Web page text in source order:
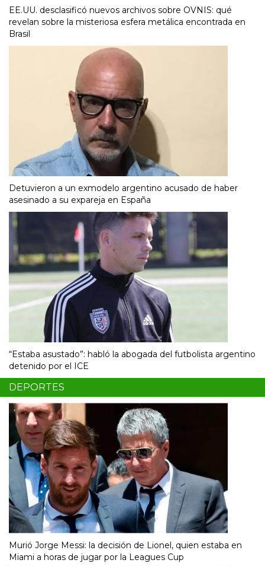
EE.UU. desclasificó nuevos archivos sobre OVNIS: qué
revelan sobre la misteriosa esfera metálica encontrada en
Brasil
Detuvieron a un exmodelo argentino acusado de haber
asesinado a su expareja en España
“Estaba asustado”: habló la abogada del futbolista argentino
detenido por el ICE
DEPORTES
Murió Jorge Messi: la decisión de Lionel, quien estaba en
Miami a horas de jugar por la Leagues Cup